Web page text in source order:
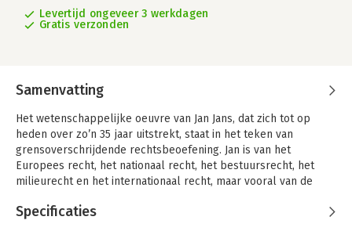
Levertijd ongeveer 3 werkdagen
Gratis verzonden
Samenvatting
Het wetenschappelijke oeuvre van Jan Jans, dat zich tot op
heden over zo’n 35 jaar uitstrekt, staat in het teken van
grensoverschrijdende rechtsbeoefening. Jan is van het
Europees recht, het nationaal recht, het bestuursrecht, het
milieurecht en het internationaal recht, maar vooral van de
Grensoverschrijdend was hij al in zijn proefschrift uit 1987
Specificaties